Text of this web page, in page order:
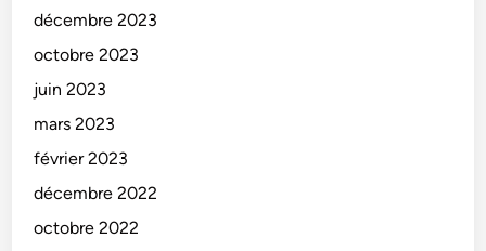
décembre 2023
octobre 2023
juin 2023
mars 2023
février 2023
décembre 2022
octobre 2022